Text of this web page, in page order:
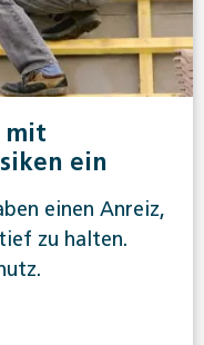
mit
ein
einen Anreiz,
zu halten.